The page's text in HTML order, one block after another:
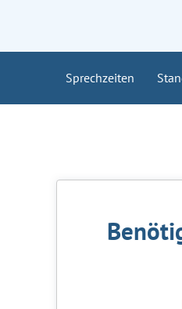
Sprechzeiten